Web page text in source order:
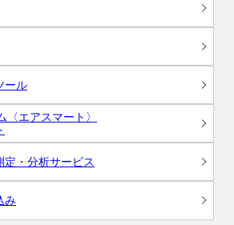
ール
エアスマート〉
定・分析サービス
み